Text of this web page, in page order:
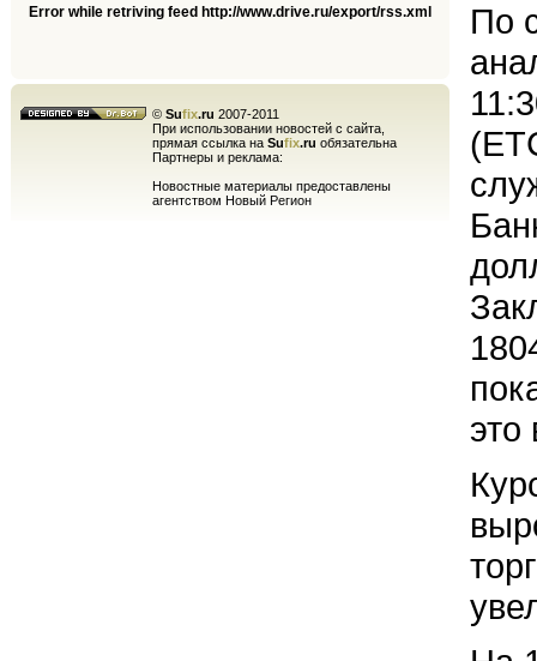
Error while retriving feed http://www.drive.ru/export/rss.xml
© Sufix.ru 2007-2011
При использовании новостей с сайта,
прямая ссылка на Sufix.ru обязательна
Партнеры и реклама:
Новостные материалы предоставлены
агентством Новый Регион
По
это